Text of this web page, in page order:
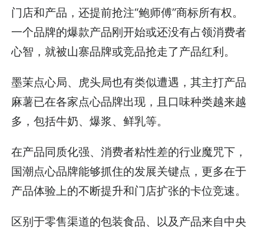
门店和产品，还提前抢注“鲍师傅”商标所有权。
一个品牌的爆款产品刚开始或还没有占领消费者
心智，就被山寨品牌或竞品抢走了产品红利。
墨茉点心局、虎头局也有类似遭遇，其主打产品
麻薯已在各家点心品牌出现，且口味种类越来越
多，包括牛奶、爆浆、鲜乳等。
在产品同质化强、消费者粘性差的行业魔咒下，
国潮点心品牌能够抓住的发展关键点，更多在于
产品体验上的不断提升和门店扩张的卡位竞速。
区别于零售渠道的包装食品、以及产品来自中央